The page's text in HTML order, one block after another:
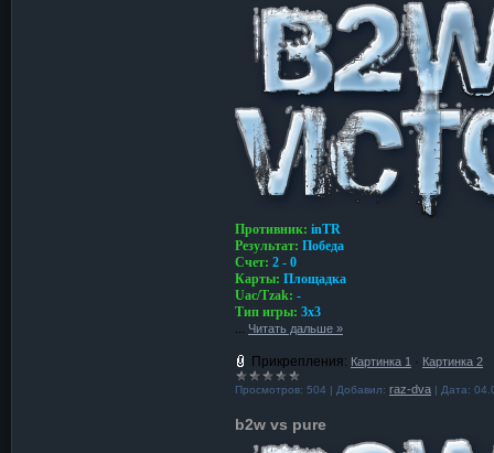
Противник: inTR
Результат: Победа
Счет: 2 - 0
Карты: Площадка
Uac/Tzak: -
Тип игры: 3x3
... Читать дальше »
Прикрепления: Картинка 1 · Картинка 2
Просмотров: 504 | Добавил: raz-dva | Дата:
b2w vs pure